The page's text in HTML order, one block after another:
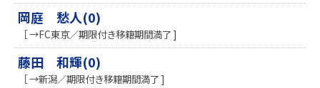
岡庭 愁人(0)
［ →FC東京／期限付き移籍期間満了 ]
藤田 和輝(0)
［ →新潟／期限付き移籍期間満了 ]